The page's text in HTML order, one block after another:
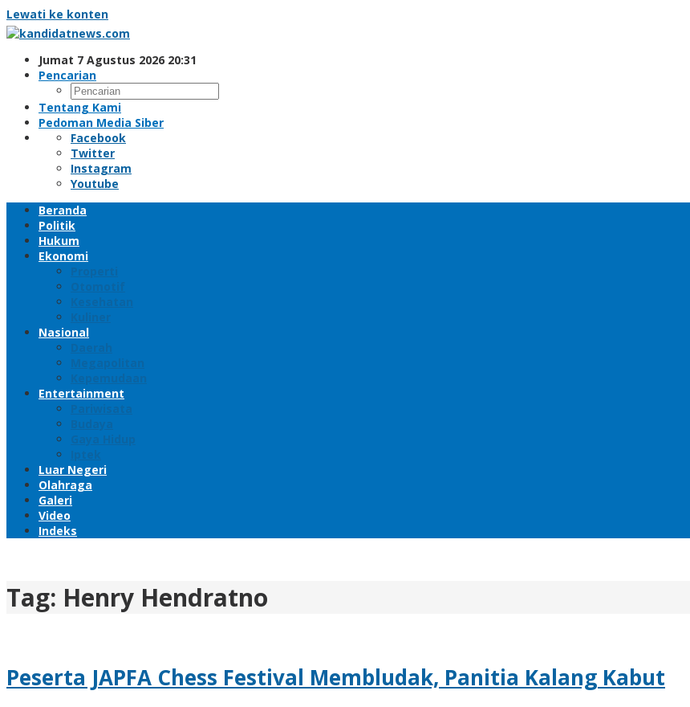
Lewati ke konten
Jumat 7 Agustus 2026 20:31
Pencarian
Tentang Kami
Pedoman Media Siber
Facebook
Twitter
Instagram
Youtube
Beranda
Politik
Hukum
Ekonomi
Properti
Otomotif
Kesehatan
Kuliner
Nasional
Daerah
Megapolitan
Kepemudaan
Entertainment
Pariwisata
Budaya
Gaya Hidup
Iptek
Luar Negeri
Olahraga
Galeri
Video
Indeks
Tag: Henry Hendratno
Peserta JAPFA Chess Festival Membludak, Panitia Kalang Kabut